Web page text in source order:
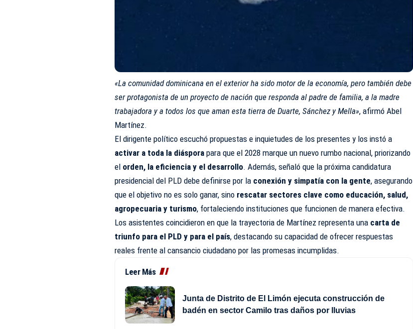
«La comunidad dominicana en el exterior ha sido motor de la economía, pero también debe
ser protagonista de un proyecto de nación que responda al padre de familia, a la madre
trabajadora y a todos los que aman esta tierra de Duarte, Sánchez y Mella», afirmó Abel
Martínez.
El dirigente político escuchó propuestas e inquietudes de los presentes y los instó a
activar a toda la diáspora para que el 2028 marque un nuevo rumbo nacional, priorizando
el orden, la eficiencia y el desarrollo. Además, señaló que la próxima candidatura
presidencial del PLD debe definirse por la conexión y simpatía con la gente, asegurando
que el objetivo no es solo ganar, sino rescatar sectores clave como educación, salud,
agropecuaria y turismo, fortaleciendo instituciones que funcionen de manera efectiva.
Los asistentes coincidieron en que la trayectoria de Martínez representa una carta de
triunfo para el PLD y para el país, destacando su capacidad de ofrecer respuestas
reales frente al cansancio ciudadano por las promesas incumplidas.
Leer Más
Junta de Distrito de El Limón ejecuta construcción de
badén en sector Camilo tras daños por lluvias